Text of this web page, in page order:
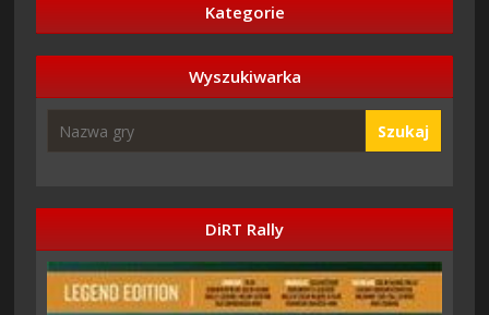
Kategorie
Wyszukiwarka
Szukaj
DiRT Rally